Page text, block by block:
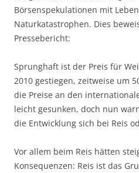
Börsenspekulationen mit
Naturkatastrophen. Dies
Pressebericht:
Sprunghaft ist der Preis für
2010 gestiegen, zeitweise um
die Preise an den
leicht gesunken, doch nun
die Entwicklung sich bei Reis
Vor allem beim Reis hätten
Konsequenzen: Reis ist das